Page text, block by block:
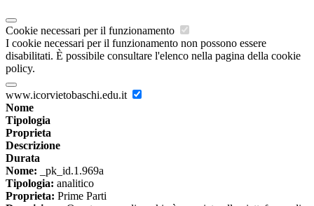
Cookie necessari per il funzionamento
I cookie necessari per il funzionamento non possono essere
disabilitati. È possibile consultare l'elenco nella pagina della cookie
policy.
www.icorvietobaschi.edu.it
Nome
Tipologia
Proprieta
Descrizione
Durata
Nome: _pk_id.1.969a
Tipologia: analitico
Proprieta: Prime Parti